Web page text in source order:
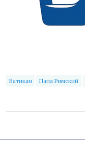
Ватикан Папа Римский